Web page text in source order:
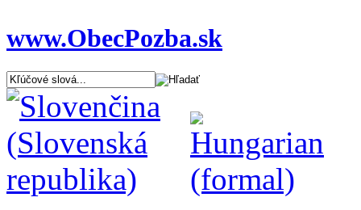
www.ObecPozba.sk